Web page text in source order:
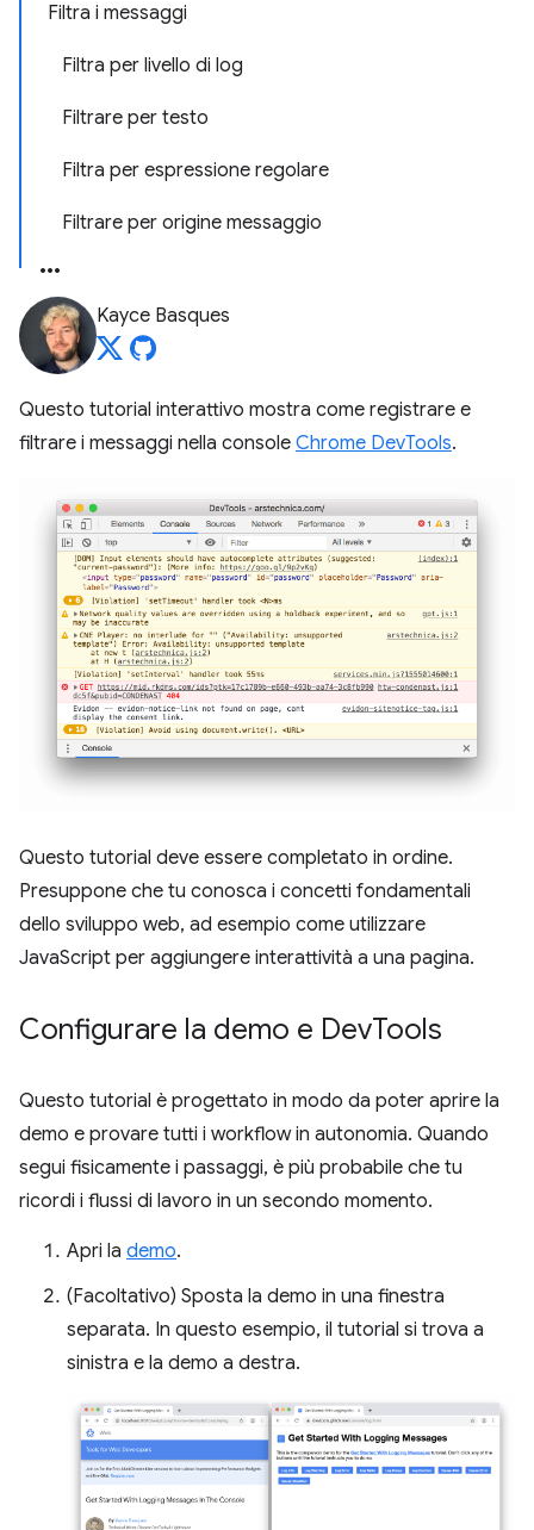
Filtra i messaggi
Filtra per livello di log
Filtrare per testo
Filtra per espressione regolare
Filtrare per origine messaggio
Kayce Basques
Questo tutorial interattivo mostra come registrare e
filtrare i messaggi nella console Chrome DevTools.
Questo tutorial deve essere completato in ordine.
Presuppone che tu conosca i concetti fondamentali
dello sviluppo web, ad esempio come utilizzare
JavaScript per aggiungere interattività a una pagina.
Configurare la demo e DevTools
Questo tutorial è progettato in modo da poter aprire la
demo e provare tutti i workflow in autonomia. Quando
segui fisicamente i passaggi, è più probabile che tu
ricordi i flussi di lavoro in un secondo momento.
Apri la demo.
(Facoltativo) Sposta la demo in una finestra
separata. In questo esempio, il tutorial si trova a
sinistra e la demo a destra.